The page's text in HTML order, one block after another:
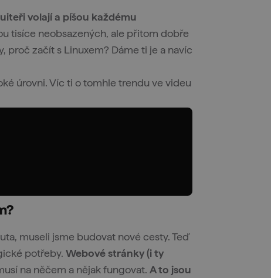
volají a píšou každému
tisíce neobsazených, ale přitom dobře
proč začít s Linuxem? Dáme ti je a navíc
úrovni. Víc ti o tomhle trendu ve videu
museli jsme budovat nové cesty. Teď
potřeby. Webové stránky (i ty
na něčem a nějak fungovat. A to jsou